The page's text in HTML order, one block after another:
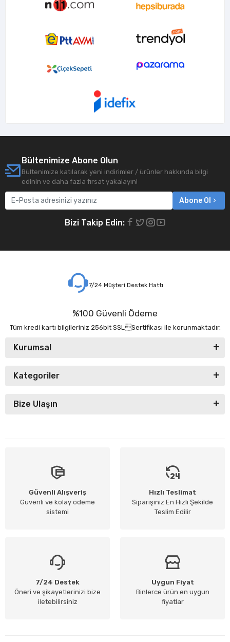
Bültenimize Abone Olun
Bültenimize katılarak yeni indirimler / ürünler hakkında bilgi
edinin ve daha fazla fırsat yakalayın!
Abone Ol
Bizi Takip Edin:
7/24 Müşteri Destek Hattı
%100 Güvenli Ödeme
Tüm kredi kartı bilgileriniz 256bit SSLSertifikası ile korunmaktadır.
Kurumsal
Kategoriler
Bize Ulaşın
Güvenli Alışveriş
Güvenli ve kolay ödeme
sistemi
Hızlı Teslimat
Siparişiniz En Hızlı Şekilde
Teslim Edilir
7/24 Destek
Öneri ve şikayetlerinizi bize
iletebilirsiniz
Uygun Fiyat
Binlerce ürün en uygun
fiyatlar